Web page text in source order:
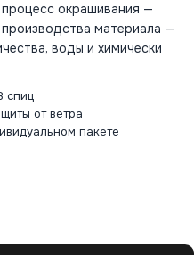
окрашивания —
материала —
воды и химически
спиц
от ветра
пакете